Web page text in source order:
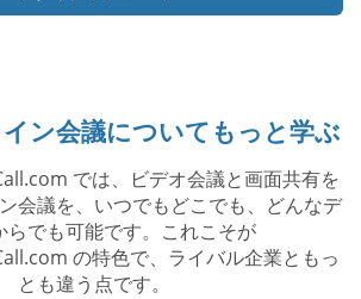
ン会議についてもっと学ぶ
では、ビデオ会議と画面共有を
会議を、いつでもどこでも、どんなデ
らでも可能です。これこそが
の特色で、ライバル企業ともっ
とも違う点です。